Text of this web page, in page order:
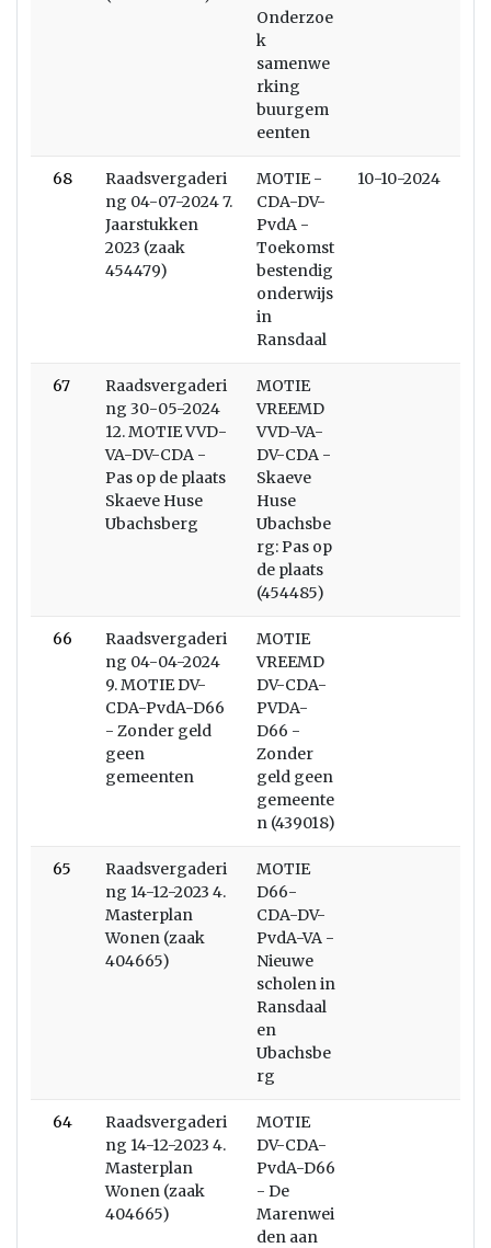
Onderzoe
k
samenwe
rking
buurgem
eenten
68
Raadsvergaderi
ng 04-07-2024 7.
Jaarstukken
2023 (zaak
454479)
MOTIE -
CDA-DV-
PvdA -
Toekomst
bestendig
onderwijs
in
Ransdaal
10-10-2024
67
Raadsvergaderi
ng 30-05-2024
12. MOTIE VVD-
VA-DV-CDA -
Pas op de plaats
Skaeve Huse
Ubachsberg
MOTIE
VREEMD
VVD-VA-
DV-CDA -
Skaeve
Huse
Ubachsbe
rg: Pas op
de plaats
(454485)
66
Raadsvergaderi
ng 04-04-2024
9. MOTIE DV-
CDA-PvdA-D66
- Zonder geld
geen
gemeenten
MOTIE
VREEMD
DV-CDA-
PVDA-
D66 -
Zonder
geld geen
gemeente
n (439018)
65
Raadsvergaderi
ng 14-12-2023 4.
Masterplan
Wonen (zaak
404665)
MOTIE
D66-
CDA-DV-
PvdA-VA -
Nieuwe
scholen in
Ransdaal
en
Ubachsbe
rg
64
Raadsvergaderi
ng 14-12-2023 4.
Masterplan
Wonen (zaak
404665)
MOTIE
DV-CDA-
PvdA-D66
- De
Marenwei
den aan